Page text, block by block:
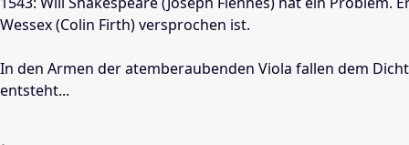
Wessex (Colin Firth) versprochen ist.
In den Armen der atemberaubenden Viola fallen dem
entsteht...